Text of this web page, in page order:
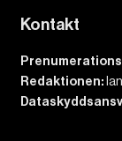
Kontakt
Redaktionen: